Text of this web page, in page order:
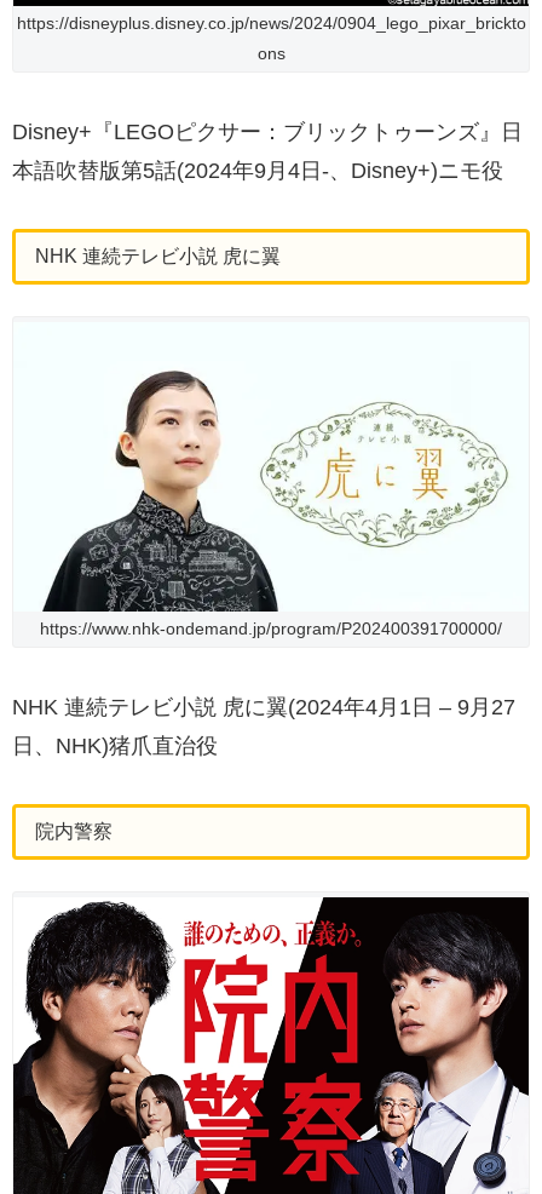
https://disneyplus.disney.co.jp/news/2024/0904_lego_pixar_brickto
ons
Disney+『LEGOピクサー：ブリックトゥーンズ』日
本語吹替版第5話(2024年9月4日-、Disney+)ニモ役
NHK 連続テレビ小説 虎に翼
https://www.nhk-ondemand.jp/program/P202400391700000/
NHK 連続テレビ小説 虎に翼(2024年4月1日 – 9月27
日、NHK)猪爪直治役
院内警察